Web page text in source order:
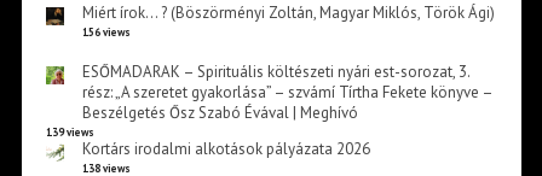
Miért írok… ? (Böszörményi Zoltán, Magyar Miklós, Török Ági)
156 views
ESŐMADARAK – Spirituális költészeti nyári est-sorozat, 3.
rész: „A szeretet gyakorlása” – szvámí Tírtha Fekete könyve –
Beszélgetés Ősz Szabó Évával | Meghívó
139 views
Kortárs irodalmi alkotások pályázata 2026
138 views